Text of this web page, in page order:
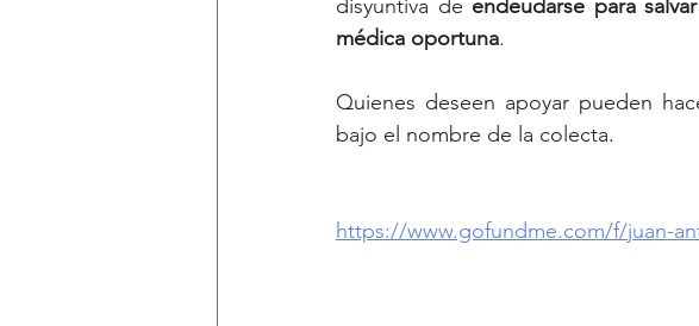
disyuntiva de endeudarse para
médica oportuna.
Quienes deseen apoyar pueden
bajo el nombre de la colecta.
https://www.gofundme.com/f/juan-